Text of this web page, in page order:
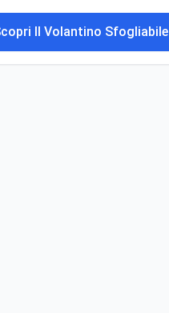
Il Volantino Sfogliabile